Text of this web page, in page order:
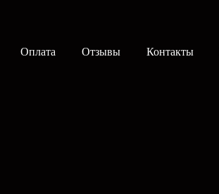
Оплата Отзывы Контакты